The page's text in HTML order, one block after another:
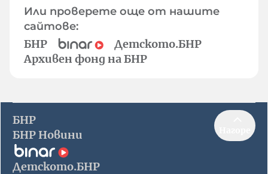
Или проверете още от нашите
сайтове:
БНР
Детското.БНР
Архивен фонд на БНР
БНР
БНР Новини
Детското.БНР